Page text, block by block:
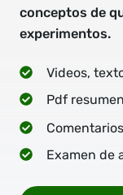
conceptos de
experimentos.
Videos,
Pdf
Examen de